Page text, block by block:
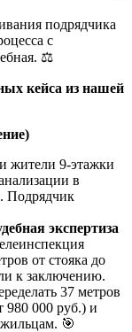
подрядчика
с
⚖️
кейса из нашей
жители 9-этажки
в
Подрядчик
экспертиза
от стояка до
к заключению.
37 метров
980 000 руб.) и
🎯